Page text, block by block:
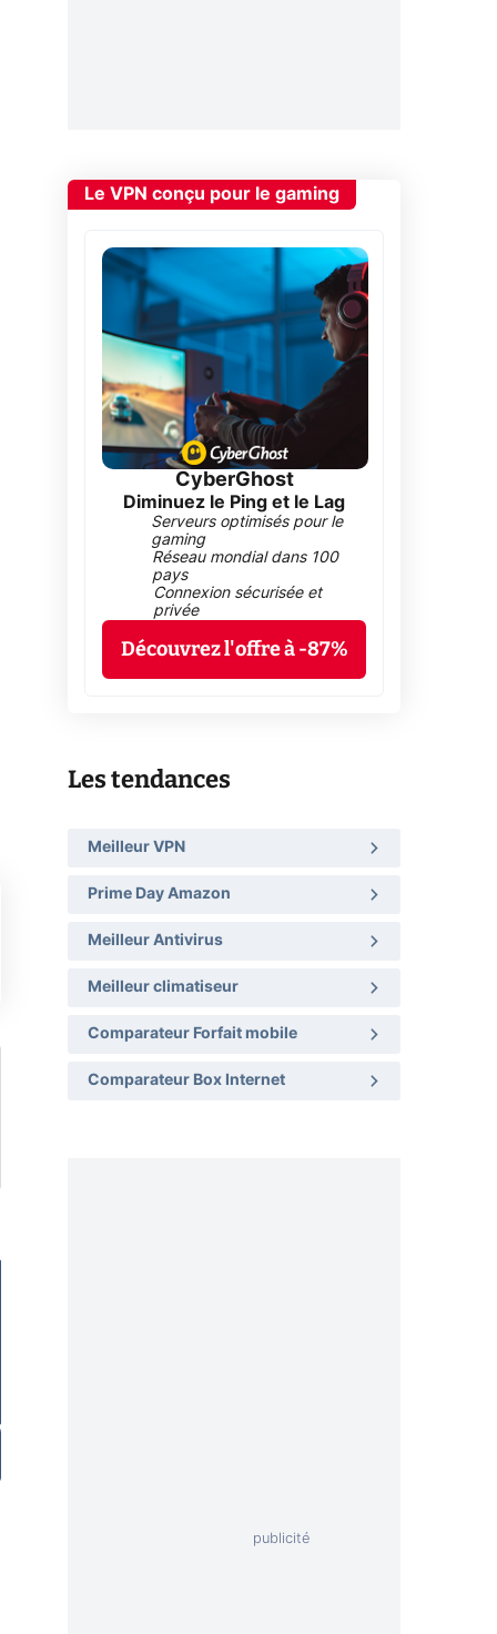
Le VPN conçu pour le gaming
CyberGhost
Diminuez le Ping et le Lag
Serveurs optimisés pour le
gaming
Réseau mondial dans 100
pays
Connexion sécurisée et
privée
Découvrez l'offre à -87%
Les tendances
Meilleur VPN
Prime Day Amazon
Meilleur Antivirus
Meilleur climatiseur
Comparateur Forfait mobile
Comparateur Box Internet